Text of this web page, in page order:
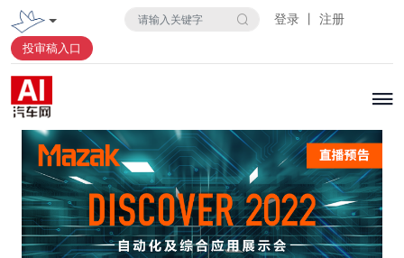
登录 丨 注册
投审稿入口